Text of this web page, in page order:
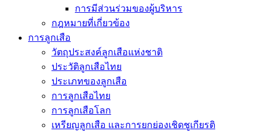
การมีส่วนร่วมของผู้บริหาร
กฎหมายที่เกี่ยวข้อง
การลูกเสือ
วัตถุประสงค์ลูกเสือแห่งชาติ
ประวัติลูกเสือไทย
ประเภทของลูกเสือ
การลูกเสือไทย
การลูกเสือโลก
เหรียญลูกเสือ และการยกย่องเชิดชูเกียรติ